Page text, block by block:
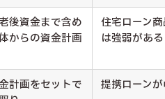
後資金まで含め
からの資金計画
住宅ローン
は強弱がある
計画をセットで
提携ローン